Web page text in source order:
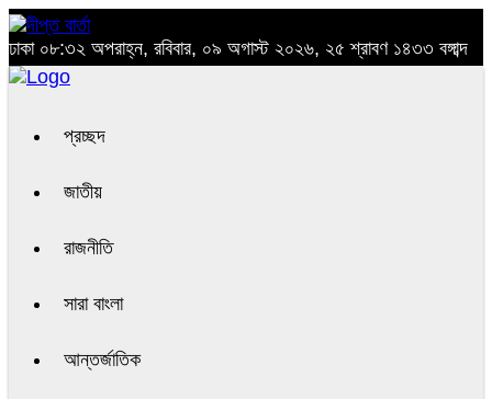
ঢাকা ০৮:৩২ অপরাহ্ন, রবিবার, ০৯ অগাস্ট ২০২৬, ২৫ শ্রাবণ ১৪৩৩ বঙ্গাব্দ
প্রচ্ছদ
জাতীয়
রাজনীতি
সারা বাংলা
আন্তর্জাতিক